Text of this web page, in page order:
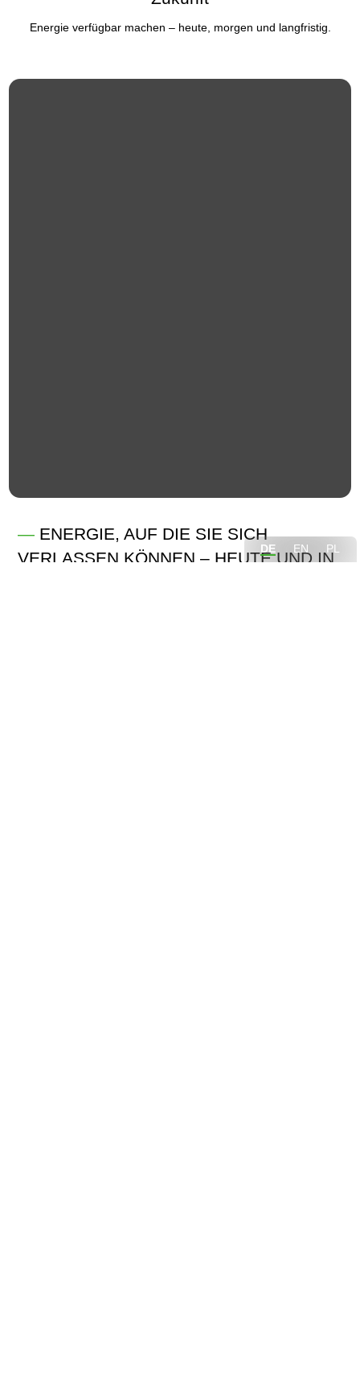
DE EN PL
Energie verfügbar machen – heute, morgen und langfristig.
— ENERGIE, AUF DIE SIE SICH
VERLASSEN KÖNNEN – HEUTE UND IN